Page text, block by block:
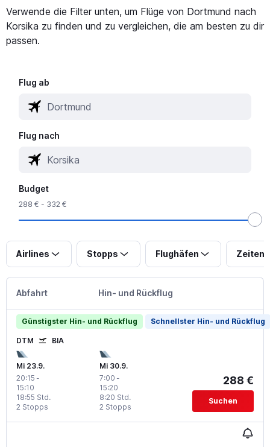
Verwende die Filter unten, um Flüge von Dortmund nach
Korsika zu finden und zu vergleichen, die am besten zu dir
passen.
Flug ab
Flug nach
Budget
288 € - 332 €
Airlines Stopps Flughäfen Zeiten
Abfahrt Hin- und Rückflug
Günstigster Hin- und Rückflug Schnellster Hin- und Rückflug
DTM BIA
Mi 23.9.
20:15 -
15:10
2 Stopps
18:55 Std.
Mi 30.9.
7:00 -
15:20
2 Stopps
8:20 Std.
288 €
Suchen